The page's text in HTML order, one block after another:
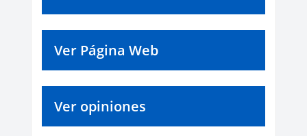
Ver Página Web
Ver opiniones